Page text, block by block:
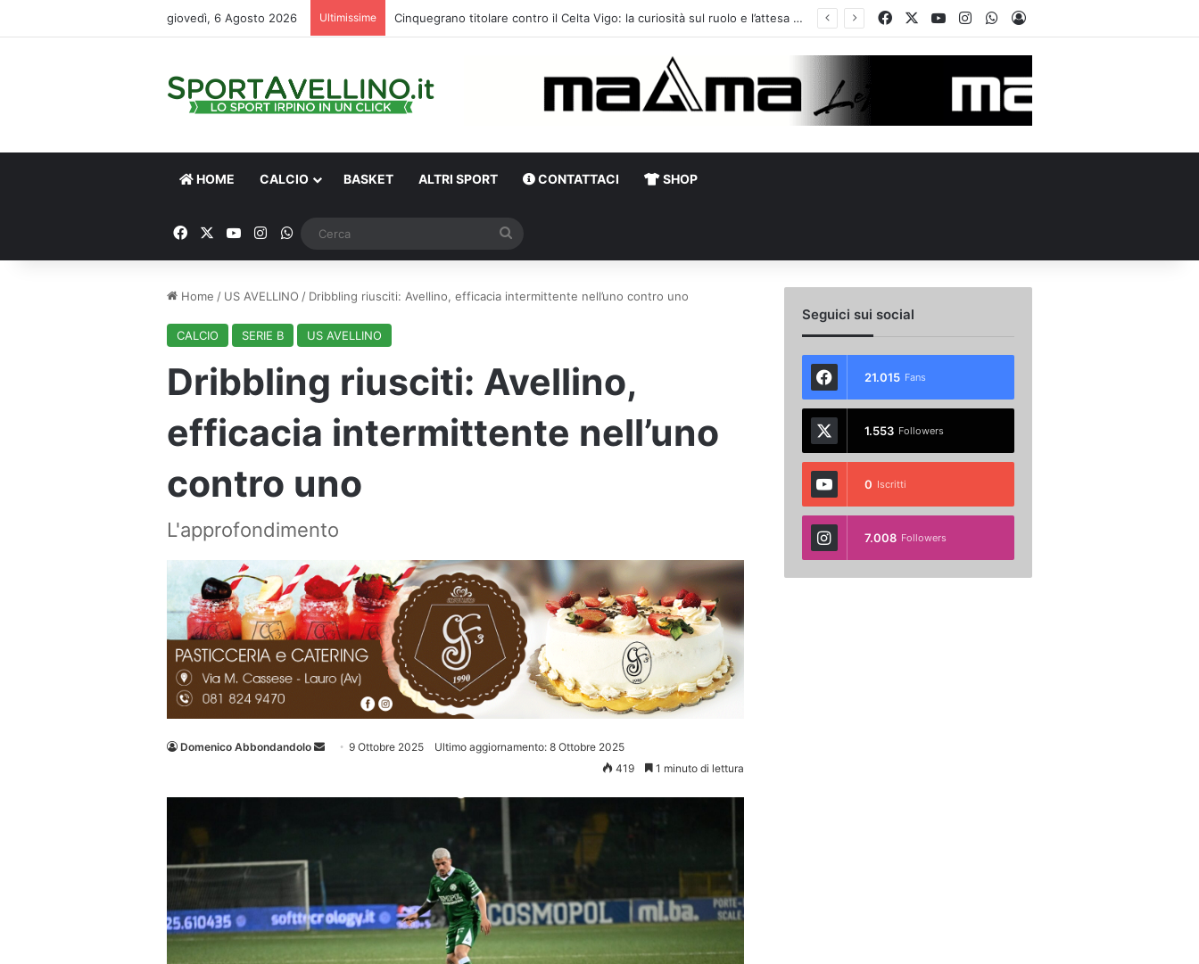
giovedì, 6 Agosto 2026 Ultimissime Calciomercato Avellino, preso un esterno classe 2008 dalla Roma: i dettagli FacebookYou TubeInstagramWhatsApp
Accedi
HOME CALCIO BASKET ALTRI SPORT CONTATTACI SHOP
FacebookYou TubeInstagram
WhatsApp
Home / US AVELLINO / Dribbling riusciti: Avellino, efficacia intermittente nell’uno contro uno
CALCIO SERIE B US AVELLINO
Dribbling riusciti: Avellino,
efficacia intermittente nell’uno
contro uno
L'approfondimento
Domenico Abbondandolo
Invia 9 Ottobre 2025
Ultimo aggiornamento: 8 Ottobre 2025
419
1 minuto di lettura
Seguici sui social
21.015 Fans
1.553 Followers
0 Iscritti
7.008 Followers